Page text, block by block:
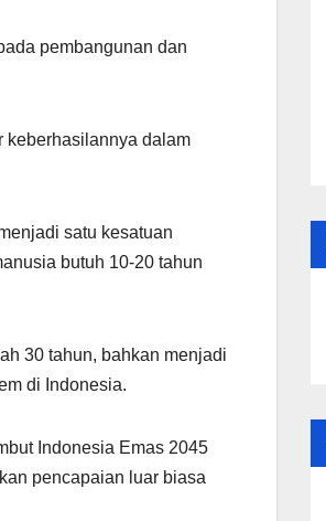
pembangunan dan
keberhasilannya dalam
satu kesatuan
butuh 10-20 tahun
30 tahun, bahkan menjadi
di Indonesia.
Indonesia Emas 2045
pencapaian luar biasa